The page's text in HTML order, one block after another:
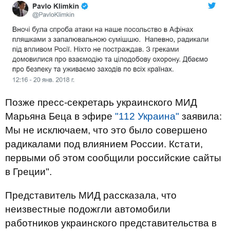
Позже пресс-секретарь украинского МИД
Марьяна Беца в эфире "112 Украина" заявила:
Мы не исключаем, что это было совершено
радикалами под влиянием России. Кстати,
первыми об этом сообщили российские сайты
в Греции".
Представитель МИД рассказала, что
неизвестные подожгли автомобили
работников украинского представительства в